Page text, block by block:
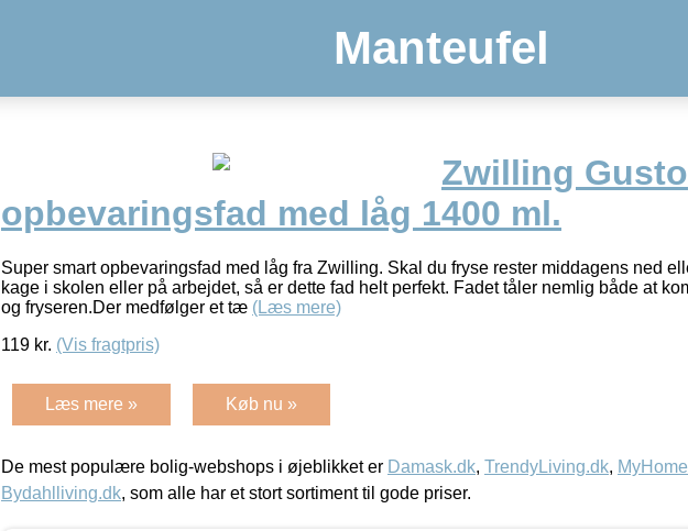
Manteufel
Zwilling Gusto
opbevaringsfad med låg 1400 ml.
Super smart opbevaringsfad med låg fra Zwilling. Skal du fryse rester middagens ned
kage i skolen eller på arbejdet, så er dette fad helt perfekt. Fadet tåler nemlig både at
og fryseren.Der medfølger et tæ (Læs mere)
119 kr. (Vis fragtpris)
Læs mere » Køb nu »
De mest populære bolig-webshops i øjeblikket er Damask.dk, TrendyLiving.dk,
Bydahlliving.dk, som alle har et stort sortiment til gode priser.